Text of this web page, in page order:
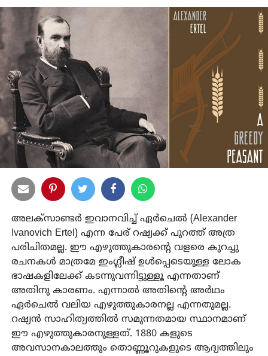
അലക്‌സാണ്ടർ ഇവാനവിച്ച് ഏർചെൽ (Alexander
Ivanovich Ertel) എന്ന പേര് റഷ്യക്ക് പുറത്ത് അത്ര
പരിചിതമല്ല. ഈ എഴുത്തുകാരന്റെ വളരെ കുറച്ചു
രചനകൾ മാത്രമേ ഇംഗ്ലീഷ് ഉൾപ്പെടെയുള്ള ലോക
ഭാഷകളിലേക്ക് കടന്നുവന്നിട്ടുള്ളൂ എന്നതാണ്
അതിനു കാരണം. എന്നാൽ അതിന്റെ അർഥം
ഏർചെൽ വലിയ എഴുത്തുകാരനല്ല എന്നതുമല്ല.
റഷ്യൻ സാഹിത്യത്തിൽ സമുന്നതമായ സ്ഥാനമാണ്
ഈ എഴുത്തുകാരനുള്ളത്. 1880 കളുടെ
അവസാനകാലത്തും തൊണ്ണൂറുകളുടെ ആദ്യത്തിലും